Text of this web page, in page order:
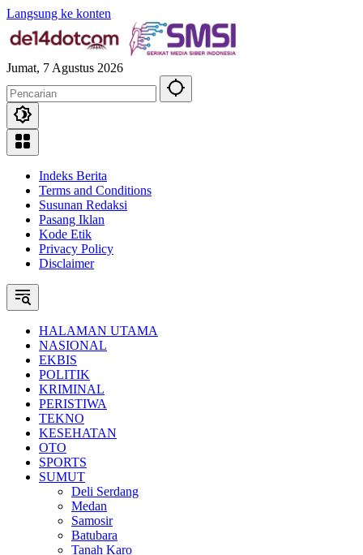
Langsung ke konten
Jumat, 7 Agustus 2026
Indeks Berita
Terms and Conditions
Susunan Redaksi
Pasang Iklan
Kode Etik
Privacy Policy
Disclaimer
HALAMAN UTAMA
NASIONAL
EKBIS
POLITIK
KRIMINAL
PERISTIWA
TEKNO
KESEHATAN
OTO
SPORTS
SUMUT
Deli Serdang
Medan
Samosir
Batubara
Tanah Karo